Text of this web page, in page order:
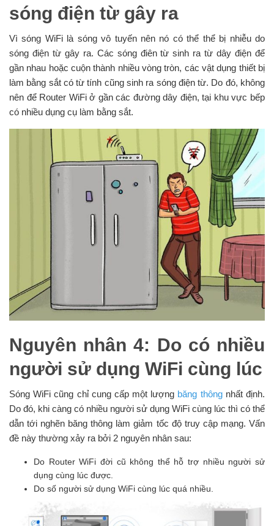
sóng điện từ gây ra
Vì sóng WiFi là sóng vô tuyến nên nó có thể thể bị nhiễu do
sóng điện từ gây ra. Các sóng điên từ sinh ra từ dây điện để
gần nhau hoặc cuộn thành nhiều vòng tròn, các vật dụng thiết bị
làm bằng sắt có từ tính cũng sinh ra sóng điện từ. Do đó, không
nên để Router WiFi ở gần các đường dây điện, tại khu vực bếp
có nhiều dụng cụ làm bằng sắt.
Nguyên nhân 4: Do có nhiều
người sử dụng WiFi cùng lúc
Sóng WiFi cũng chỉ cung cấp một lượng băng thôngnhất định.
Do đó, khi càng có nhiều người sử dụng WiFi cùng lúc thì có thể
dẫn tới nghẽn băng thông làm giảm tốc độ truy cập mạng. Vấn
đề này thường xảy ra bởi 2 nguyên nhân sau:
Do Router WiFi đời cũ không thể hỗ trợ nhiều người sử
dụng cùng lúc được.
Do số người sử dụng WiFi cùng lúc quá nhiều.